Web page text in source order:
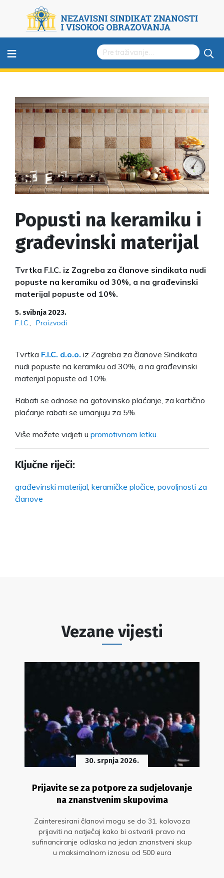
≡
Popusti na keramiku i
građevinski materijal
Tvrtka F.I.C. iz Zagreba za članove sindikata nudi
popuste na keramiku od 30%, a na građevinski
materijal popuste od 10%.
5. svibnja 2023.
F.I.C. Proizvodi
Tvrtka F.I.C. d.o.o. iz Zagreba za članove Sindikata
nudi popuste na keramiku od 30%, a na građevinski
materijal popuste od 10%.
Rabati se odnose na gotovinsko plaćanje, za kartično
plaćanje rabati se umanjuju za 5%.
Više možete vidjeti u promotivnom letku.
Ključne riječi:
građevinski materijal keramičke pločice povoljnosti za
članove
Vezane vijesti
30. srpnja 2026.
Prijavite se za potpore za sudjelovanje
na znanstvenim skupovima
Zainteresirani članovi mogu se do 31. kolovoza
prijaviti na natječaj kako bi ostvarili pravo na
sufinanciranje odlaska na jedan znanstveni skup
u maksimalnom iznosu od 500 eura